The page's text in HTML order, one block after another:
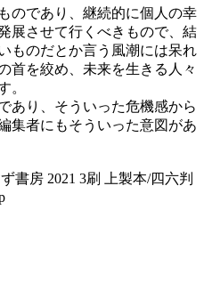
のであり、継続的に個人の幸
展させて行くべきもので、結
ものだとか言う風潮には呆れ
首を絞め、未来を生きる人々
。
あり、そういった危機感から
集者にもそういった意図があ
書房 2021 3刷 上製本/四六判